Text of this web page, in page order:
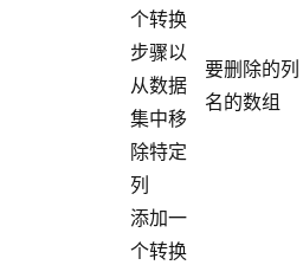
个转换
步骤以
从数据
集中移
除特定
列
要删除的列
名的数组
添加一
个转换